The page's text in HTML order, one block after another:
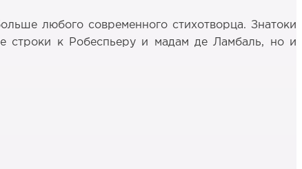
любого современного стихотворца. Знатоки
строки к Робеспьеру и мадам де Ламбаль, но и